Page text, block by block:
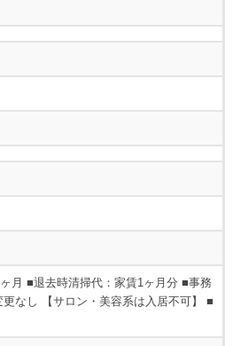
月 ■退去時清掃代：家賃1ヶ月分 ■事務
なし 【サロン・美容系は入居不可】 ■